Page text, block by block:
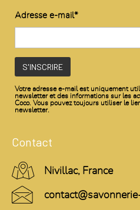
Adresse e-mail*
Votre adresse e-mail est uniquement
newsletter et des informations sur les
Coco. Vous pouvez toujours utiliser le
newsletter.
Contact
Nivillac, France